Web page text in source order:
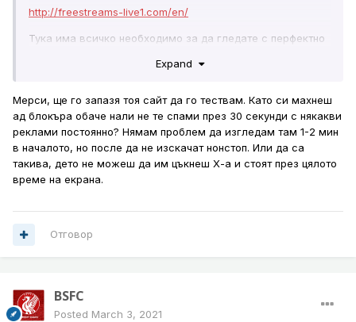
http://freestreams-live1.com/en/
Тука има всичко необходимо за да гледате с перфектно
Единствено може да ви поиска на някой линк да си
по няколко стрийма поне и 90% са работещи. Не ги
блокират никога.
Expand
Мерси, ще го запазя тоя сайт да го тествам. Като си махнеш
ад блокъра обаче нали не те спами през 30 секунди с някакви
реклами постоянно? Нямам проблем да изгледам там 1-2 мин
в началото, но после да не изскачат нонстоп. Или да са
такива, дето не можеш да им цъкнеш Х-а и стоят през цялото
време на екрана.
Отговор
BSFC
Posted March 3, 2021